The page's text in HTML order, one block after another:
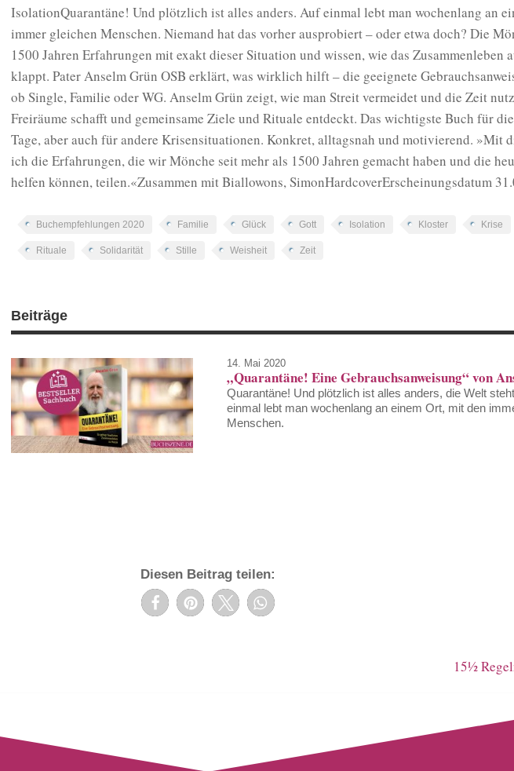
IsolationQuarantäne! Und plötzlich ist alles anders. Auf einmal lebt man wochenlang an
immer gleichen Menschen. Niemand hat das vorher ausprobiert – oder etwa doch? Die
1500 Jahren Erfahrungen mit exakt dieser Situation und wissen, wie das Zusammenleben
klappt. Pater Anselm Grün OSB erklärt, was wirklich hilft – die geeignete
ob Single, Familie oder WG. Anselm Grün zeigt, wie man Streit vermeidet und die Zeit
Freiräume schafft und gemeinsame Ziele und Rituale entdeckt. Das wichtigste Buch für
Tage, aber auch für andere Krisensituationen. Konkret, alltagsnah und motivierend. »Mit
ich die Erfahrungen, die wir Mönche seit mehr als 1500 Jahren gemacht haben und die
helfen können, teilen.«Zusammen mit Biallowons, SimonHardcoverErscheinungsdatum
Buchempfehlungen 2020 Familie Glück Gott Isolation Kloster Krise
Rituale Solidarität Stille Weisheit Zeit
Beiträge
14. Mai 2020
„Quarantäne! Eine Gebrauchsanweisung“ von
Quarantäne! Und plötzlich ist alles anders, die Welt
einmal lebt man wochenlang an einem Ort, mit den
Menschen.
Diesen Beitrag teilen:
15½